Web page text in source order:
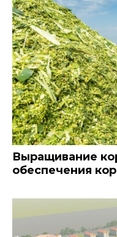
Выращивание
обеспечения